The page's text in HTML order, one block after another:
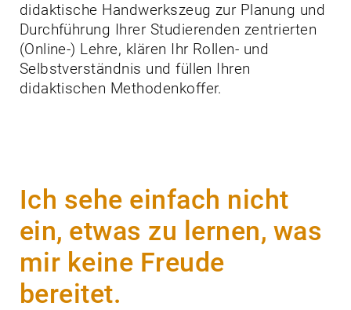
didaktische Handwerkszeug zur Planung und
Durchführung Ihrer Studierenden zentrierten
(Online-) Lehre, klären Ihr Rollen- und
Selbstverständnis und füllen Ihren
didaktischen Methodenkoffer.
Ich sehe einfach nicht
ein, etwas zu lernen, was
mir keine Freude
bereitet.